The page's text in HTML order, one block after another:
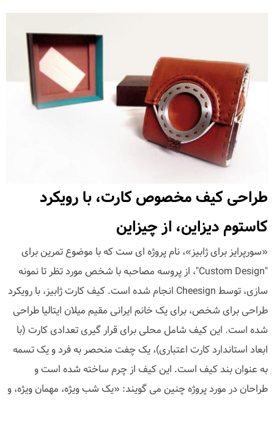
طراحی کیف مخصوص کارت، با رویکرد
کاستوم دیزاین، از چیزاین
«سورپرایز برای ژابیز»، نام پروژه ای ست که با موضوع تمرین برای
"Custom Design"، از پروسه مصاحبه با شخص مورد تظر تا نمونه
سازی، توسط Cheesign انجام شده است. کیف کارت ژابیز، با رویکرد
طراحی برای شخص، برای یک خانم ایرانی مقیم میلان ایتالیا طراحی
شده است. این کیف شامل محلی برای قرار گیری تعدادی کارت (با
ابعاد استاندارد کارت اعتباری)، یک چفت منحصر به فرد و یک تسمه
به عنوان بند کیف است. این کیف از چرم ساخته شده است و
طراحان در مورد پروژه چنین می گویند: «یک شب ویژه، مهمان ویژه، و